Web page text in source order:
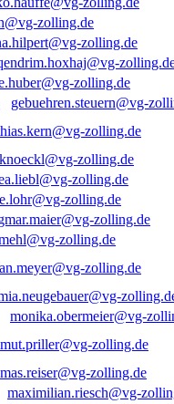
zolling.de
zolling.de
zolling.de
gebuehren.steuern@vg-
zolling.de
zolling.de
zolling.de
zolling.de
zolling.de
zolling.de
zolling.de
monika.obermeier@vg-
zolling.de
zolling.de
maximilian.riesch@vg-